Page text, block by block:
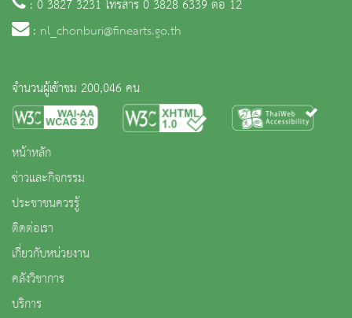
: 0 3827 3231 โทรสาร 0 3828 6339 ต่อ 12
: nl_chonburi@finearts.go.th
จำนวนผู้เข้าชม 200,046 คน
หน้าหลัก
ข่าวและกิจกรรม
ประชาชนควรรู้
ติดต่อเรา
เกี่ยวกับหน่วยงาน
คลังวิชาการ
บริการ